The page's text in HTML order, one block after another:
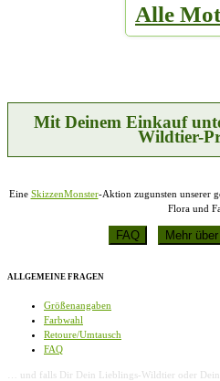
Alle
Mit Deinem Einkauf
Wildtier-
Eine SkizzenMonster-Aktion zugunsten unserer
Flora und
ALLGEMEINE FRAGEN
Größenangaben
Farbwahl
Retoure/Umtausch
FAQ
… und falls Dir Dein Lieblings-Wildtier oder